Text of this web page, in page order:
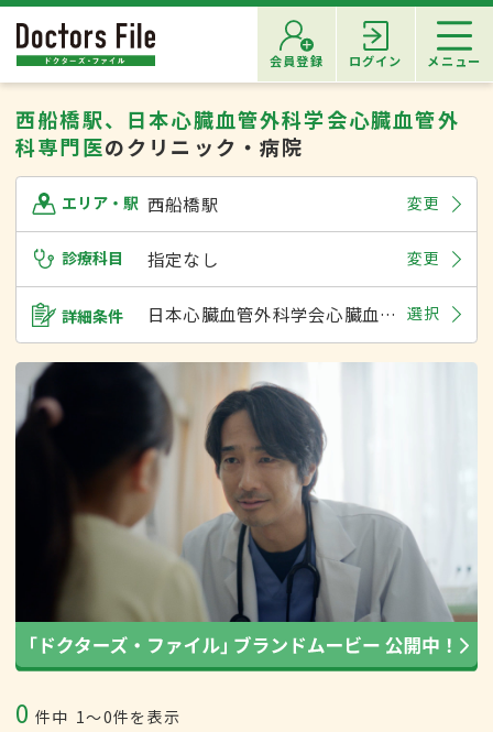
会員登録 ログイン メニュー
西船橋駅、日本心臓血管外科学会心臓血管外
科専門医のクリニック・病院
エリア・駅 西船橋駅 変更
診療科目 指定なし 変更
詳細条件 日本心臓血管外科学会心臓血管外科専門医 選択
0 件中 1〜0件を表示